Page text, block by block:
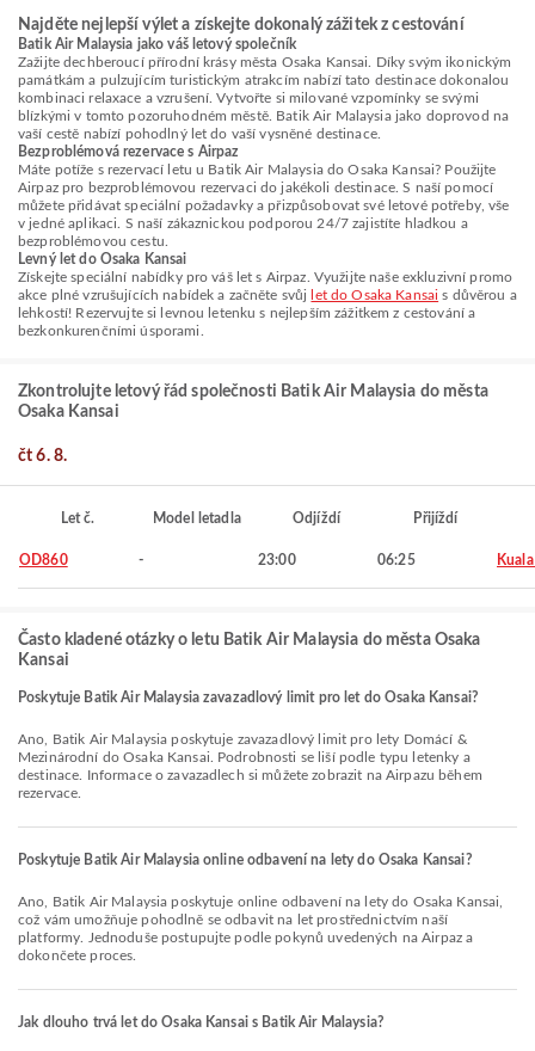
Najděte nejlepší výlet a získejte dokonalý zážitek z cestování
Batik Air Malaysia jako váš letový společník
Zažijte dechberoucí přírodní krásy města Osaka Kansai. Díky svým ikonickým
památkám a pulzujícím turistickým atrakcím nabízí tato destinace dokonalou
kombinaci relaxace a vzrušení. Vytvořte si milované vzpomínky se svými
blízkými v tomto pozoruhodném městě. Batik Air Malaysia jako doprovod na
vaší cestě nabízí pohodlný let do vaší vysněné destinace.
Bezproblémová rezervace s Airpaz
Máte potíže s rezervací letu u Batik Air Malaysia do Osaka Kansai? Použijte
Airpaz pro bezproblémovou rezervaci do jakékoli destinace. S naší pomocí
můžete přidávat speciální požadavky a přizpůsobovat své letové potřeby, vše
v jedné aplikaci. S naší zákaznickou podporou 24/7 zajistíte hladkou a
bezproblémovou cestu.
Levný let do Osaka Kansai
Získejte speciální nabídky pro váš let s Airpaz. Využijte naše exkluzivní promo
akce plné vzrušujících nabídek a začněte svůj
let do Osaka Kansai s důvěrou a
lehkostí! Rezervujte si levnou letenku s nejlepším zážitkem z cestování a
bezkonkurenčními úsporami.
Zkontrolujte letový řád společnosti Batik Air Malaysia do města
Osaka Kansai
čt 6. 8.
Let č. Model letadla Odjíždí Přijíždí
OD860 - 23:00 06:25
Často kladené otázky o letu Batik Air Malaysia do města Osaka
Kansai
Poskytuje Batik Air Malaysia zavazadlový limit pro let do Osaka Kansai?
Ano, Batik Air Malaysia poskytuje zavazadlový limit pro lety Domácí &
Mezinárodní do Osaka Kansai. Podrobnosti se liší podle typu letenky a
destinace. Informace o zavazadlech si můžete zobrazit na Airpazu během
rezervace.
Poskytuje Batik Air Malaysia online odbavení na lety do Osaka Kansai?
Ano, Batik Air Malaysia poskytuje online odbavení na lety do Osaka Kansai,
což vám umožňuje pohodlně se odbavit na let prostřednictvím naší
platformy. Jednoduše postupujte podle pokynů uvedených na Airpaz a
dokončete proces.
Jak dlouho trvá let do Osaka Kansai s Batik Air Malaysia?